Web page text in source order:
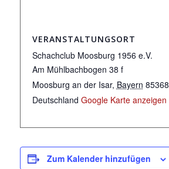
VERANSTALTUNGSORT
Schachclub Moosburg 1956 e.V.
Am Mühlbachbogen 38 f
Moosburg an der Isar, Bayern 85368
Deutschland Google Karte anzeigen
Zum Kalender hinzufügen